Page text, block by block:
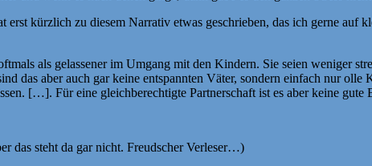
kürzlich zu diesem Narrativ etwas geschrieben, das ich gerne
als gelassener im Umgang mit den Kindern. Sie seien weniger
das aber auch gar keine entspannten Väter, sondern einfach nur
[…]. Für eine gleichberechtigte Partnerschaft ist es aber keine
das steht da gar nicht. Freudscher Verleser…)